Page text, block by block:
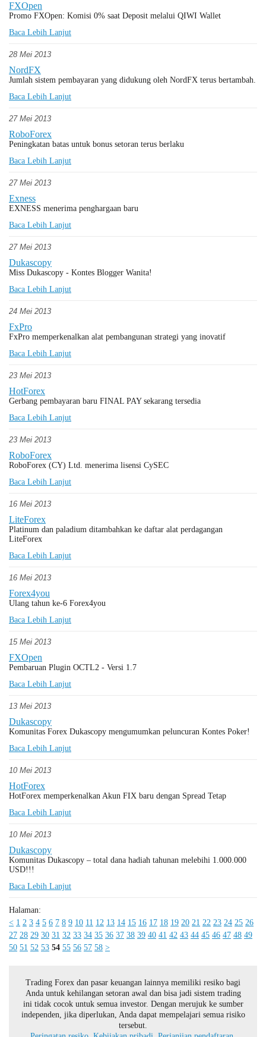
FXOpen
Promo FXOpen: Komisi 0% saat Deposit melalui QIWI Wallet
Baca Lebih Lanjut
28 Mei 2013
NordFX
Jumlah sistem pembayaran yang didukung oleh NordFX terus bertambah.
Baca Lebih Lanjut
27 Mei 2013
RoboForex
Peningkatan batas untuk bonus setoran terus berlaku
Baca Lebih Lanjut
27 Mei 2013
Exness
EXNESS menerima penghargaan baru
Baca Lebih Lanjut
27 Mei 2013
Dukascopy
Miss Dukascopy - Kontes Blogger Wanita!
Baca Lebih Lanjut
24 Mei 2013
FxPro
FxPro memperkenalkan alat pembangunan strategi yang inovatif
Baca Lebih Lanjut
23 Mei 2013
HotForex
Gerbang pembayaran baru FINAL PAY sekarang tersedia
Baca Lebih Lanjut
23 Mei 2013
RoboForex
RoboForex (CY) Ltd. menerima lisensi CySEC
Baca Lebih Lanjut
16 Mei 2013
LiteForex
Platinum dan paladium ditambahkan ke daftar alat perdagangan
LiteForex
Baca Lebih Lanjut
16 Mei 2013
Forex4you
Ulang tahun ke-6 Forex4you
Baca Lebih Lanjut
15 Mei 2013
FXOpen
Pembaruan Plugin OСTL2 - Versi 1.7
Baca Lebih Lanjut
13 Mei 2013
Dukascopy
Komunitas Forex Dukascopy mengumumkan peluncuran Kontes Poker!
Baca Lebih Lanjut
10 Mei 2013
HotForex
HotForex memperkenalkan Akun FIX baru dengan Spread Tetap
Baca Lebih Lanjut
10 Mei 2013
Dukascopy
Komunitas Dukascopy – total dana hadiah tahunan melebihi 1.000.000
USD!!!
Baca Lebih Lanjut
Halaman:
< 1 2 3 4 5 6 7 8 9 10 11 12 13 14 15 16 17 18 19 20 21 22 23 24 25 26
27 28 29 30 31 32 33 34 35 36 37 38 39 40 41 42 43 44 45 46 47 48 49
50 51 52 53 54 55 56 57 58 >
Trading Forex dan pasar keuangan lainnya memiliki resiko bagi
Anda untuk kehilangan setoran awal dan bisa jadi sistem trading
ini tidak cocok untuk semua investor. Dengan merujuk ke sumber
independen, jika diperlukan, Anda dapat mempelajari semua risiko
tersebut.